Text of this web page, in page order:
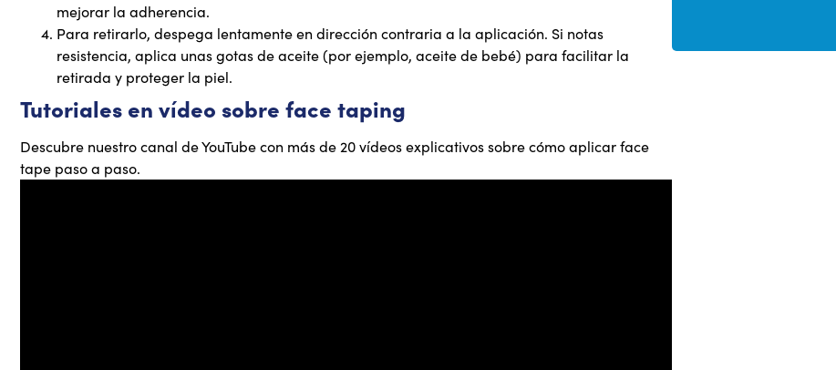
mejorar la adherencia.
Para retirarlo, despega lentamente en dirección contraria a la aplicación. Si notas
resistencia, aplica unas gotas de aceite (por ejemplo, aceite de bebé) para facilitar la
retirada y proteger la piel.
Tutoriales en vídeo sobre face taping
Descubre nuestro canal de YouTube con más de 20 vídeos explicativos sobre cómo aplicar face
tape paso a paso.